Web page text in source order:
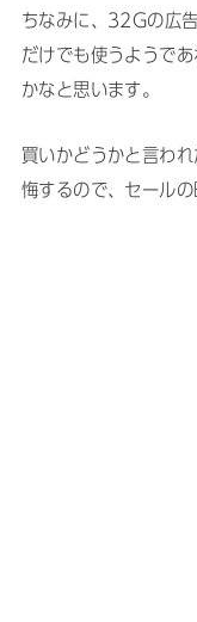
ちなみに、32Gの広
だけでも使うようで
かなと思います。
買いかどうかと言わ
悔するので、セールの